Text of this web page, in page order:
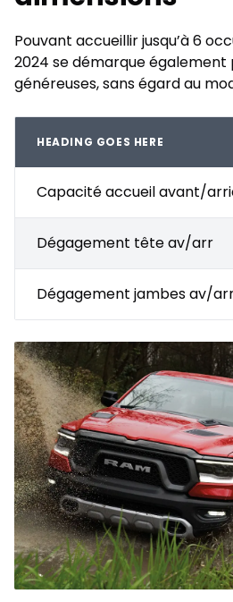
Pouvant accueillir jusqu’à 6
2024 se démarque également
généreuses, sans égard au
HEADING GOES HERE
Capacité accueil avant/
Dégagement tête av/arr
Dégagement jambes av/